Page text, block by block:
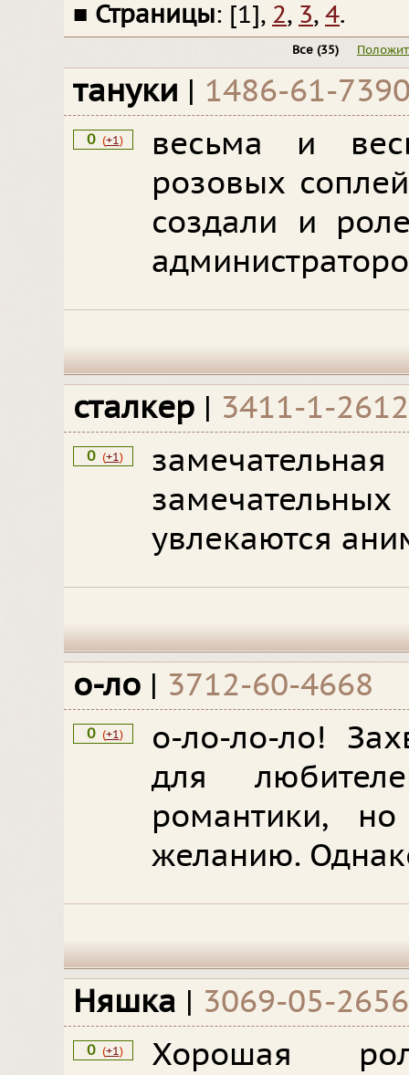
■ Страницы: [1], 2, 3, 4.
Все (35)
тануки | 1486-61-
0 (+1)
весьма и
розовых
создали и
сталкер | 3411-1-2612
0 (+1)
увлекаются
о-ло | 3712-60-4668
0 (+1)
о-ло-ло-ло!
для
романтики,
желанию.
Няшка | 3069-05-2656
0 (+1)
Хорошая